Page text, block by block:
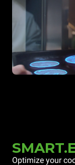
Optimize your